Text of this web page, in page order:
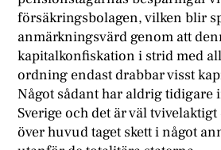
försäkringsbolagen, vilken blir
anmärkningsvärd genom att
kapitalkonfiskation i strid med
ordning endast drabbar visst
Något sådant har aldrig tidigare
Sverige och det är väl tvivelaktigt
över huvud taget skett i något